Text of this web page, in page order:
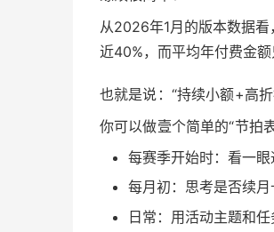
从2026年1月的版本数据
近40%，而平均年付费金额
也就是说：“持续小额+高
你可以做壹个简单的“节拍表
每赛季开始时：看一眼
每月初：思考是否续月
日常：用活动主题和